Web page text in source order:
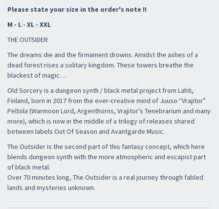
Please state your size in the order's note !!
M - L - XL - XXL
THE OUTSIDER
The dreams die and the firmament drowns. Amidst the ashes of a
dead forest rises a solitary kingdom. These towers breathe the
blackest of magic…
Old Sorcery is a dungeon synth / black metal project from Lahti,
Finland, born in 2017 from the ever-creative mind of Juuso “Vrajitor”
Peltola (Warmoon Lord, Argenthorns, Vrajitor’s Tenebrarium and many
more), which is now in the middle of a trilogy of releases shared
between labels Out Of Season and Avantgarde Music.
The Outsider is the second part of this fantasy concept, which here
blends dungeon synth with the more atmospheric and escapist part
of black metal.
Over 70 minutes long, The Outsider is a real journey through fabled
lands and mysteries unknown.